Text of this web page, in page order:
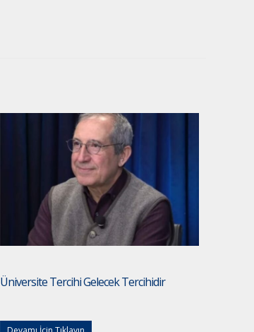
Üniversite Tercihi Gelecek Tercihidir